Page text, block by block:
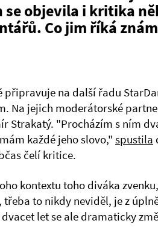
se objevila i kritika
Co jim říká
připravuje na další řadu
Na jejich moderátorské
Strakatý. "Procházím s ním
každé jeho slovo," spustila
čelí kritice.
kontextu toho diváka
třeba to nikdy neviděl, je z
let se ale dramaticky